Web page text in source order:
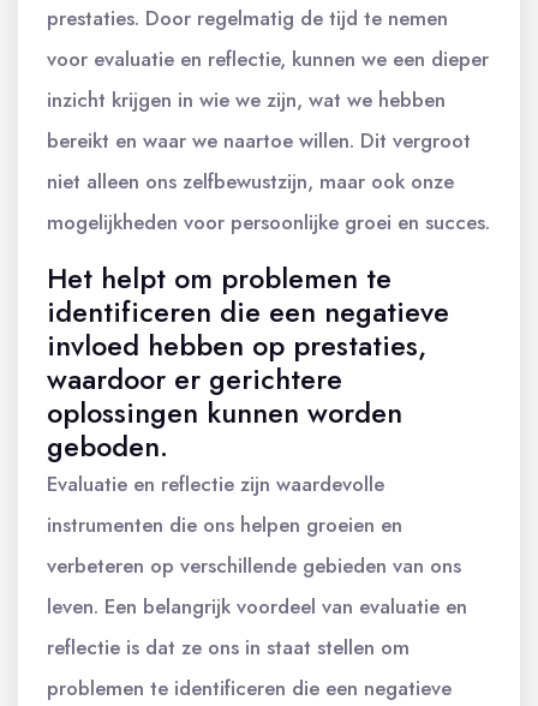
prestaties. Door regelmatig de tijd te nemen
voor evaluatie en reflectie, kunnen we een dieper
inzicht krijgen in wie we zijn, wat we hebben
bereikt en waar we naartoe willen. Dit vergroot
niet alleen ons zelfbewustzijn, maar ook onze
mogelijkheden voor persoonlijke groei en succes.
Het helpt om problemen te
identificeren die een negatieve
invloed hebben op prestaties,
waardoor er gerichtere
oplossingen kunnen worden
geboden.
Evaluatie en reflectie zijn waardevolle
instrumenten die ons helpen groeien en
verbeteren op verschillende gebieden van ons
leven. Een belangrijk voordeel van evaluatie en
reflectie is dat ze ons in staat stellen om
problemen te identificeren die een negatieve